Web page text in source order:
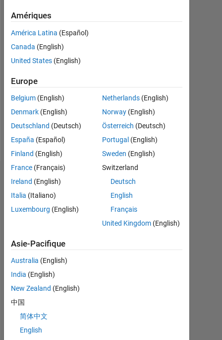
depuis
Followers:
0
Follow
Message
Tableau de bord
Statistiques
CONTRIBUTIONS L
-2
-1
1
3
7
8
Amériques
América Latina (Español)
Canada (English)
United States (English)
Europe
Belgium (English)
Denmark (English)
Deutschland (Deutsch)
España (Español)
Finland (English)
France (Français)
Ireland (English)
Italia (Italiano)
Luxembourg (English)
Netherlands(English)
Norway(English)
Österreich (Deutsch)
Portugal (English)
Sweden (English)
Switzerland
Deutsch
English
Français
United Kingdom(English)
Asie-Pacifique
Australia (English)
India (English)
New Zealand (English)
中国
简体中文
English